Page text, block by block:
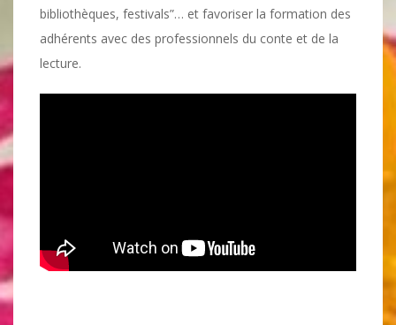
bibliothèques, festivals”… et favoriser la formation des
adhérents avec des professionnels du conte et de la
lecture.